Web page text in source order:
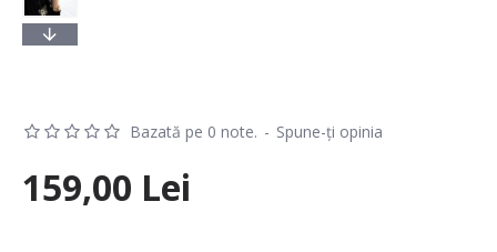
Bazată pe 0 note. - Spune-ţi opinia
159,00 Lei